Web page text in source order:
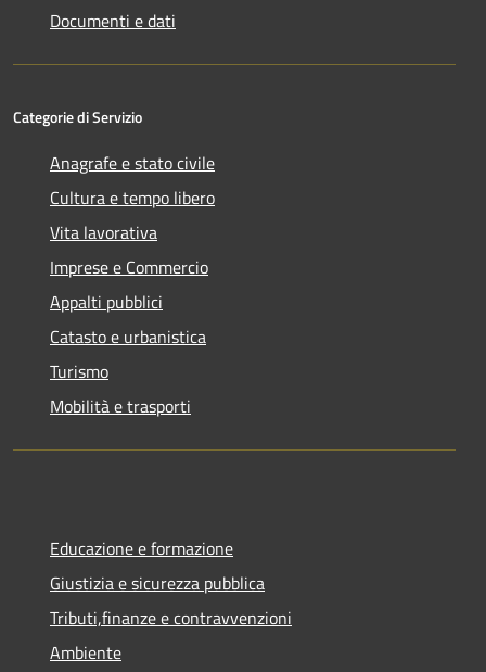
Documenti e dati
Categorie di Servizio
Anagrafe e stato civile
Cultura e tempo libero
Vita lavorativa
Imprese e Commercio
Appalti pubblici
Catasto e urbanistica
Turismo
Mobilità e trasporti
Educazione e formazione
Giustizia e sicurezza pubblica
Tributi,finanze e contravvenzioni
Ambiente